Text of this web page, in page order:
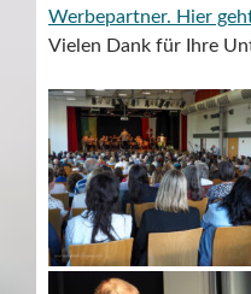
Werbepartner. Hier
Vielen Dank für Ihre